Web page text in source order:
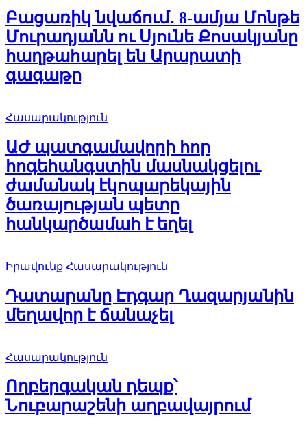
Բացառիկ նվաճում․ 8-ամյա Մոնթե
Մուրադյանն ու Սյունե Քոսակյանը
հաղթահարել են Արարատի
գագաթը
Հասարակություն
ԱԺ պատգամավորի հոր
հոգեհանգստին մասնակցելու
ժամանակ էկոպարեկային
ծառայության պետը
հանկարծամահ է եղել
Իրավունք Հասարակություն
Դատարանը Էդգար Ղազարյանին
մեղավոր է ճանաչել
Հասարակություն
Ողբերգական դեպք՝
Նուբարաշենի աղբավայրում